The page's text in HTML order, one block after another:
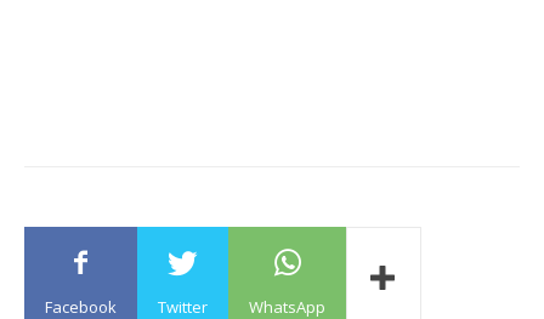
Facebook Twitter WhatsApp